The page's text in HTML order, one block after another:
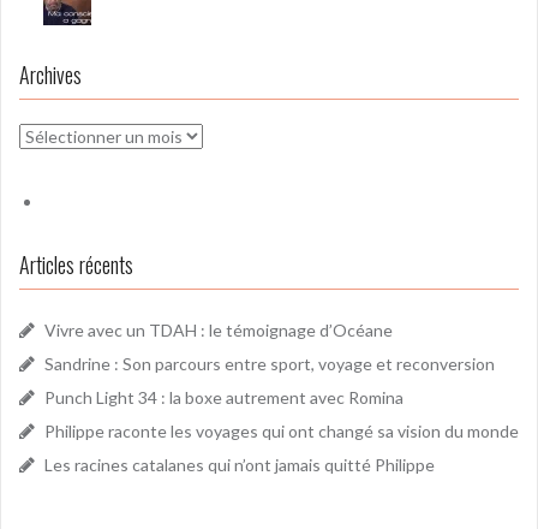
Archives
Archives
Articles récents
Vivre avec un TDAH : le témoignage d’Océane
Sandrine : Son parcours entre sport, voyage et reconversion
Punch Light 34 : la boxe autrement avec Romina
Philippe raconte les voyages qui ont changé sa vision du monde
Les racines catalanes qui n’ont jamais quitté Philippe